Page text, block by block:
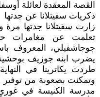
القصة المعقدة لعائلة
ذكريات سفيتلانا عن جدتها
زارت سفيتلانا جدتها
تعلمت عن مغامرات
جوجاشفيلي، المعروف
يضرب ابنه جوزيف
طردت يكاترينا في
وتمكنت بصعوبة من توفير
مدرسة الكنيسة في